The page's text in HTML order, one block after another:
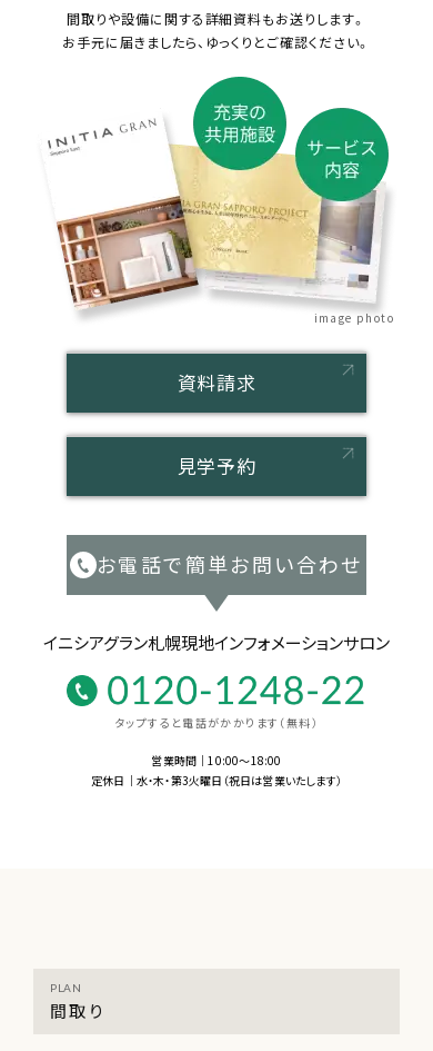
間取りや設備に関する詳細資料もお送りします。
お手元に届きましたら、ゆっくりとご確認ください。
image photo
資料請求
見学予約
お電話で簡単お問い合わせ
イニシアグラン札幌現地インフォメーションサロン
タップすると電話がかかります（無料）
営業時間｜10:00〜18:00
定休日｜水・木・第3火曜日（祝日は営業いたします）
PLAN
間取り